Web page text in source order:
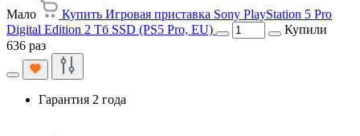
Мало
Купить Игровая приставка Sony PlayStation 5 Pro
Digital Edition 2 Тб SSD (PS5 Pro, EU)
Купили
636 раз
Гарантия 2 года